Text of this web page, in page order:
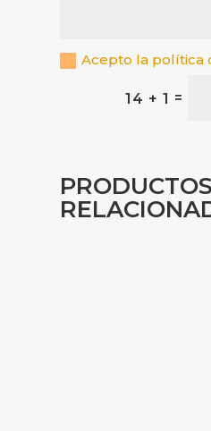
Acepto la política
14 + 1 =
PRODUCTOS